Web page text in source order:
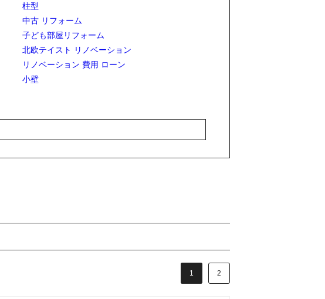
柱型
中古 リフォーム
子ども部屋リフォーム
北欧テイスト リノベーション
リノベーション 費用 ローン
小壁
1 2